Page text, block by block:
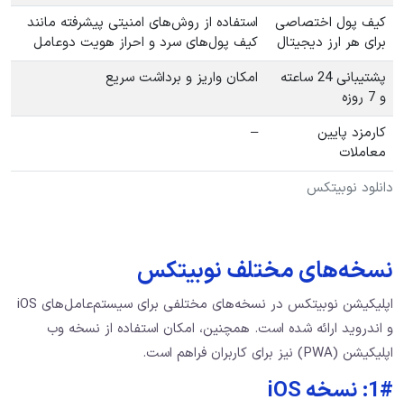
دانلود نوبیتکس
کیف پول اختصاصی
برای هر ارز دیجیتال
استفاده از روش‌های امنیتی پیشرفته مانند
کیف پول‌های سرد و احراز هویت دوعامل
پشتیبانی 24 ساعته
و 7 روزه
امکان واریز و برداشت سریع
کارمزد پایین
معاملات
–
نسخه‌های مختلف نوبیتکس
اپلیکیشن نوبیتکس در نسخه‌های مختلفی برای سیستم‌عامل‌های iOS
و اندروید ارائه شده است. همچنین، امکان استفاده از نسخه وب
اپلیکیشن (PWA) نیز برای کاربران فراهم است.
1#: نسخه iOS